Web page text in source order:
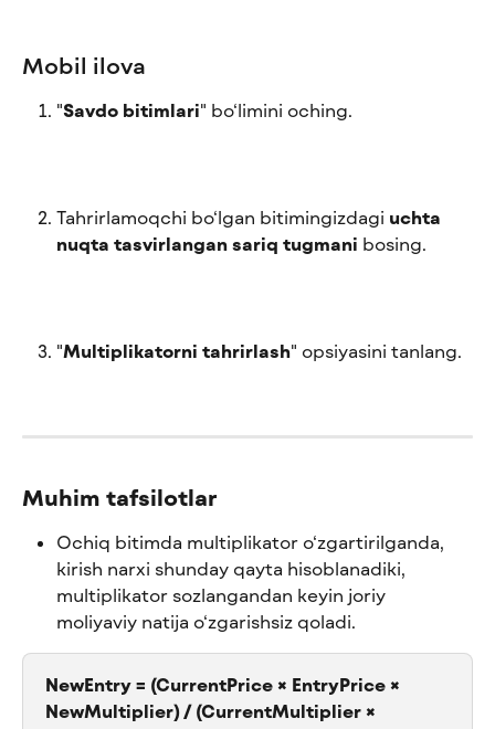
Mobil ilova
"Savdo bitimlari" bo‘limini oching.
Tahrirlamoqchi bo‘lgan bitimingizdagi uchta
nuqta tasvirlangan sariq tugmani bosing.
"Multiplikatorni tahrirlash" opsiyasini tanlang.
Muhim tafsilotlar
Ochiq bitimda multiplikator o‘zgartirilganda,
kirish narxi shunday qayta hisoblanadiki,
multiplikator sozlangandan keyin joriy
moliyaviy natija o‘zgarishsiz qoladi.
NewEntry = (CurrentPrice × EntryPrice ×
NewMultiplier) / (CurrentMultiplier ×